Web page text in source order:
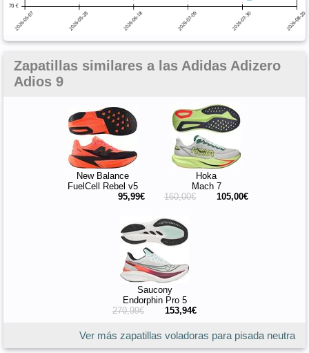
Zapatillas similares a las Adidas Adizero
Adios 9
New Balance
FuelCell Rebel v5
95,99€
Hoka
Mach 7
160,00€
105,00€
Saucony
Endorphin Pro 5
270,99€
153,94€
Ver más zapatillas voladoras para pisada neutra